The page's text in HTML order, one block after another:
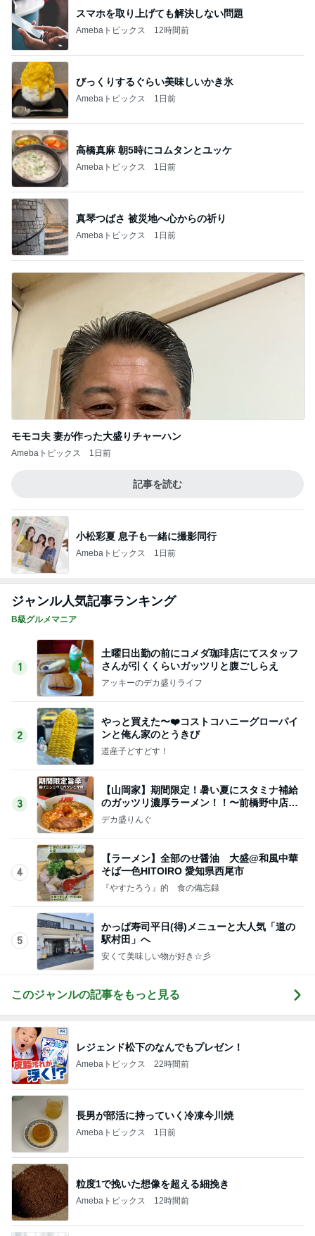
スマホを取り上げても解決しない問題
Amebaトピックス 12時間前
びっくりするぐらい美味しいかき氷
Amebaトピックス 1日前
高橋真麻 朝5時にコムタンとユッケ
Amebaトピックス 1日前
真琴つばさ 被災地へ心からの祈り
Amebaトピックス 1日前
モモコ夫 妻が作った大盛りチャーハン
Amebaトピックス 1日前
記事を読む
小松彩夏 息子も一緒に撮影同行
Amebaトピックス 1日前
ジャンル人気記事ランキング
B級グルメマニア
1
土曜日出勤の前にコメダ珈琲店にてスタッフ
さんが引くくらいガッツリと腹ごしらえ
アッキーのデカ盛りライフ
2
やっと買えた〜❤️コストコハニーグローパイ
ンと俺ん家のとうきび
道産子どすどす！
3
【山岡家】期間限定！暑い夏にスタミナ補給
のガッツリ濃厚ラーメン！！〜前橋野中店さ
ん〜
デカ盛りんぐ
4
【ラーメン】全部のせ醤油 大盛@和風中華
そば一色HITOIRO 愛知県西尾市
『やすたろう』的 食の備忘録
5
かっぱ寿司平日(得)メニューと大人気「道の
駅村田」へ
安くて美味しい物が好き☆彡
このジャンルの記事をもっと見る
レジェンド松下のなんでもプレゼン！
Amebaトピックス 22時間前
長男が部活に持っていく冷凍今川焼
Amebaトピックス 1日前
粒度1で挽いた想像を超える細挽き
Amebaトピックス 12時間前